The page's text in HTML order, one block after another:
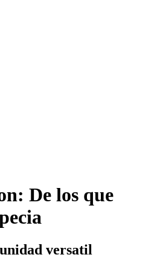
De los que
versatil